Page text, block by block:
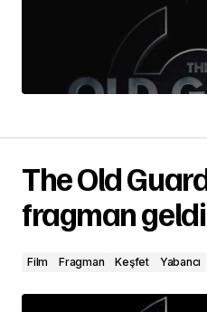
The Old
fragman geldi
Film Fragman Keşfet Yabancı